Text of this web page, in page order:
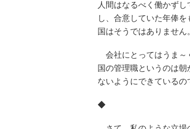
人間はなるべく働かず
し、合意していた年俸
国はそうではありません
会社にとってはうま～
国の管理職というのは
ないようにできているの
◆